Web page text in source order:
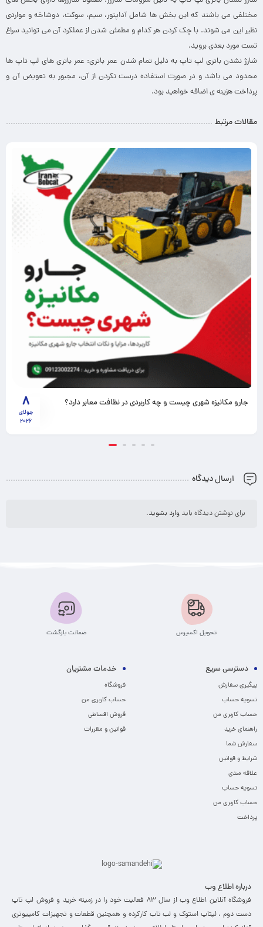
مختلفی می باشند که این بخش ها شامل آداپتور، سیم، سوکت، دوشاخه و مواردی
نظیر این می شوند. با چک کردن هر کدام و مطمئن شدن از عملکرد آن می توانید سراغ
تست مورد بعدی بروید.
شارژ نشدن باتری لپ تاپ به دلیل تمام شدن عمر باتری: عمر باتری های لپ تاپ ها
محدود می باشد و در صورت استفاده درست نکردن از آن، مجبور به تعویض آن و
پرداخت هزینه ی اضافه خواهید بود.
مقالات مرتبط
8
جولای
2026
جارو مکانیزه شهری چیست و چه کاربردی در نظافت معابر دارد؟
ارسال دیدگاه
برای نوشتن دیدگاه بایدوارد بشوید.
تحویل اکسپرس ضمانت بازگشت
دسترسی سریع
پیگیری سفارش
تسویه حساب
حساب کاربری من
راهنمای خرید
سفارش شما
شرایط و قوانین
علاقه مندی
تسویه حساب
حساب کاربری من
پرداخت
خدمات مشتریان
فروشگاه
حساب کاربری من
فروش اقساطی
قوانین و مقررات
درباره اطلاع وب
فروشگاه آنلاین اطلاع وب از سال 83 فعالیت خود را در زمینه خرید و فروش لپ تاپ
دست دوم ، لپتاپ استوک و لب تاب کارکرده و همچنین قطعات و تجهیزات کامپیوتری